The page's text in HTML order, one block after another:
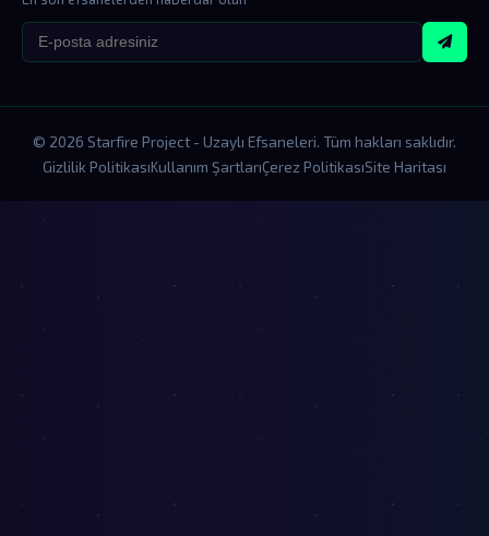
© 2026 Starfire Project - Uzaylı Efsaneleri. Tüm hakları saklıdır.
Gizlilik PolitikasıKullanım ŞartlarıÇerez PolitikasıSite Haritası